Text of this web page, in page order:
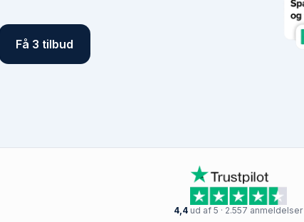
Få 3 tilbud
4,4 ud af 5 · 2.557 anmeldelser